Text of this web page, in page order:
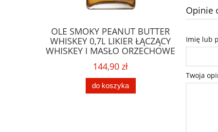
OLE SMOKY PEANUT BUTTER
WHISKEY 0,7L LIKIER ŁĄCZĄCY
WHISKEY I MASŁO ORZECHOWE
144,90 zł
do koszyka
Opinie
Imię lub
Twoja